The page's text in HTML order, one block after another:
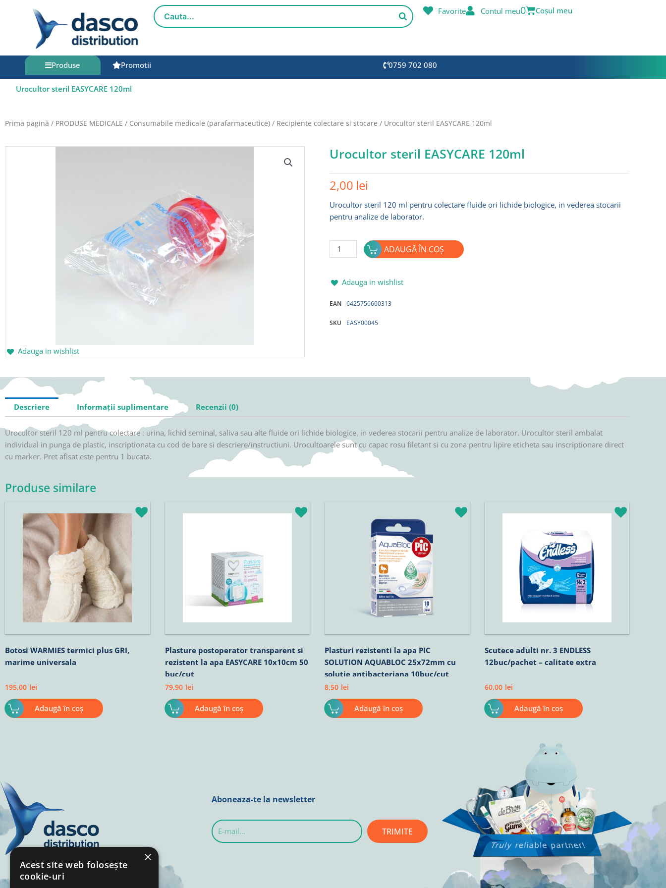
Favorite Contul meu0
Cart
Produse Promotii 0759 702 080
Urocultor steril EASYCARE 120ml
Prima pagină / PRODUSE MEDICALE / Consumabile medicale (parafarmaceutice) / Recipiente colectare si stocare / Urocultor steril EASYCARE 120ml
Adauga in wishlist
Urocultor steril EASYCARE 120ml
2,00 lei
Urocultor steril 120 ml pentru colectare fluide ori lichide biologice, in vederea stocarii
pentru analize de laborator.
Cantitate
Urocultor
EASYCARE
ADAUGĂ ÎN COȘ
Adauga in wishlist
EAN 6425756600313
SKU EASY00045
Descriere Informații suplimentare Recenzii (0)
Urocultor steril 120 ml pentru colectare : urina, lichid seminal, saliva sau alte fluide ori lichide biologice, in vederea stocarii pentru analize de laborator. Urocultor steril ambalat
individual in punga de plastic, inscriptionata cu cod de bare si descriere/instructiuni. Urocultoarele sunt cu capac rosu filetant si cu zona pentru lipire eticheta sau inscriptionare direct
cu marker. Pret afisat este pentru 1 bucata.
Produse similare
Botosi WARMIES termici plus GRI,
marime universala
195,00 lei
Adaugă în coș
Plasture postoperator transparent si
rezistent la apa EASYCARE 10x10cm 50
buc/cut
79,90 lei
Adaugă în coș
Plasturi rezistenti la apa PIC
SOLUTION AQUABLOC 25x72mm cu
solutie antibacteriana 10buc/cut
8,50 lei
Adaugă în coș
Scutece adulti nr. 3 ENDLESS
12buc/pachet – calitate extra
60,00 lei
Adaugă în coș
Aboneaza-te la newsletter
E-
mail...
TRIMITE
×
Acest site web folosește
cookie-uri